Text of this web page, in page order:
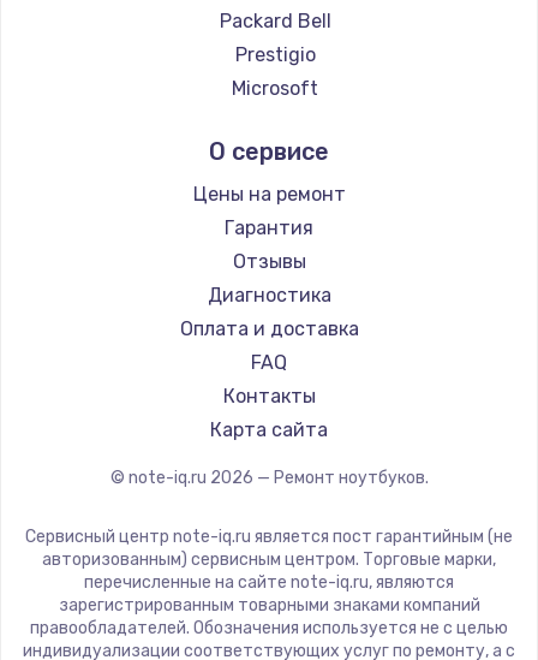
Ремонт ноутбуков Evga
Ремонт ноутбуков Google
Ремонт ноутбуков Echips
Ремонт ноутбуков Predator
Ремонт ноутбуков iru
Ремонт ноутбуков Machenike
Ремонт ноутбуков DEXP
Ремонт ноутбуков Teclast
Ремонт ноутбуков CHUWI
Ремонт ноутбуков Colorful
Packard Bell
Prestigio
Microsoft
Aquarius
Gigabyte
Aorus
Maibenben
Getac
Epson
Philips
LG
Panasonic
ZTE
Hiper
Evga
О сервисе
Цены на ремонт
Гарантия
Отзывы
Диагностика
Оплата и доставка
FAQ
Контакты
Карта сайта
© note-iq.ru 2026 — Ремонт ноутбуков.
Сервисный центр note-iq.ru является пост гарантийным (не
авторизованным) сервисным центром. Торговые марки,
перечисленные на сайте note-iq.ru, являются
зарегистрированным товарными знаками компаний
правообладателей. Обозначения используется не с целью
индивидуализации соответствующих услуг по ремонту, а с